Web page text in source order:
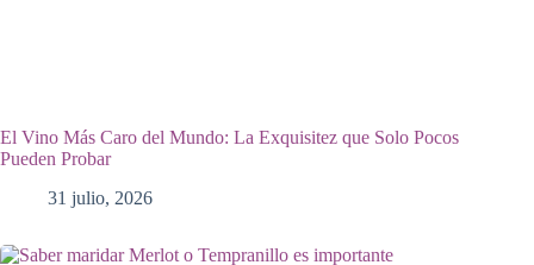
El Vino Más Caro del Mundo: La Exquisitez que Solo Pocos
Pueden Probar
31 julio, 2026